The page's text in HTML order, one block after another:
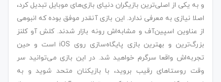
و به یکی از اصلی‌ترین بازیگران دنیای بازی‌های موبایل تبدیل کرد،
اصلا نیازی به معرفی ندارد. این بازی آنقدر موفق بوده که انبوهی
از عناوین اسپین‌آف و مشابه‌اش رونه بازار شدند. کلش آو کلنز
بزرگ‌ترین و بهترین بازی پایگاه‌سازی روی iOS است و حین
تجربه‌اش واقعا سرگرم خواهید شد. در این بازی می‌توانید سر
وقت روستاهای رقیب بروید، با بازیکنان متحد شوید و به